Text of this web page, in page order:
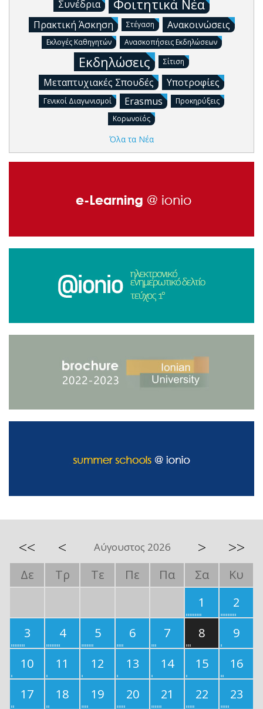
Συνέδρια Φοιτητικά Νέα
Πρακτική Άσκηση Στέγαση Ανακοινώσεις
Εκλογές Καθηγητών Ανασκοπήσεις Εκδηλώσεων
Εκδηλώσεις Σίτιση
Μεταπτυχιακές Σπουδές Υποτροφίες
Γενικοί Διαγωνισμοί Erasmus
Προκηρύξεις
Κορωνοϊός
Όλα τα Νέα
<< < Αύγουστος 2026 > >>
Δε Τρ Τε Πε Πα Σα
Κυ
1
2
3
4 5 6 7 8
9
10
11 12 13 14 15
16
17
18 19 20 21 22
23